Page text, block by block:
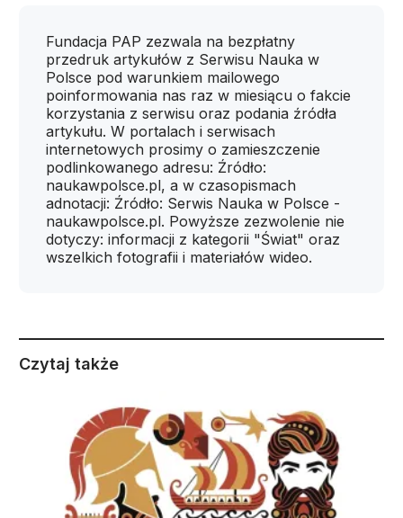
Fundacja PAP zezwala na bezpłatny
przedruk artykułów z Serwisu Nauka w
Polsce pod warunkiem mailowego
poinformowania nas raz w miesiącu o fakcie
korzystania z serwisu oraz podania źródła
artykułu. W portalach i serwisach
internetowych prosimy o zamieszczenie
podlinkowanego adresu: Źródło:
naukawpolsce.pl, a w czasopismach
adnotacji: Źródło: Serwis Nauka w Polsce -
naukawpolsce.pl. Powyższe zezwolenie nie
dotyczy: informacji z kategorii "Świat" oraz
wszelkich fotografii i materiałów wideo.
Czytaj także